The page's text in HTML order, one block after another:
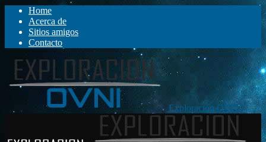
Home
Acerca de
Sitios amigos
Contacto
Exploración OVNI